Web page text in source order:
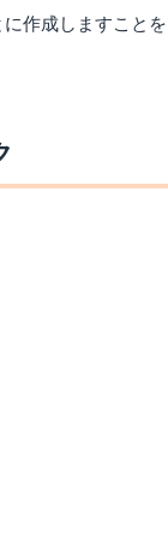
作成しますことを